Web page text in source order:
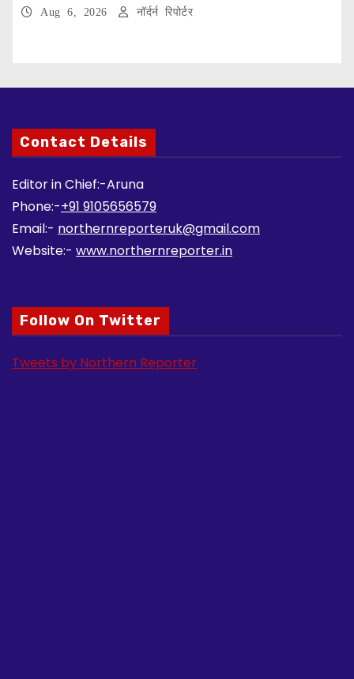
Aug 6, 2026 नॉर्दर्न रिपोर्टर
Contact Details
Editor in Chief:-Aruna
Phone:-+91 9105656579
Email:- northernreporteruk@gmail.com
Website:- www.northernreporter.in
Follow On Twitter
Tweets by Northern Reporter